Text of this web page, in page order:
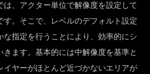
は、アクター単位で解像度を設定して
す。そこで、レベルのデフォルト設定
な指定を行うことにより、効率的にシ
きます。基本的には中解像度を基準と
イヤーがほとんど近づかないエリアが